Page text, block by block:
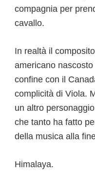
compagnia per
cavallo.
In realtà il
americano
confine con il
complicità di Viola.
un altro
che tanto ha fatto
della musica alla
Himalaya.